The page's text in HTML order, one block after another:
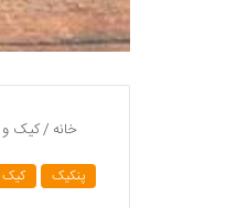
خانه /کیک و
پنکیک کیک